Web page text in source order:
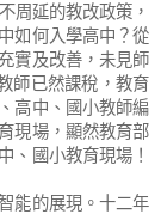
周延的教改政策，
如何入學高中？從
實及改善，未見師
師已然課稅，教育
高中、國小教師編
現場，顯然教育部
、國小教育現場！
能的展現。十二年